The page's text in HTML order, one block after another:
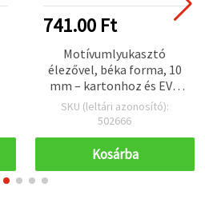
741.00 Ft
Motívumlyukasztó
élezővel, béka forma, 10
mm – kartonhoz és EVA
habszivacshoz, kártyák,
keretek és albumok
SKU (leltári azonosító):
502666
Kosárba